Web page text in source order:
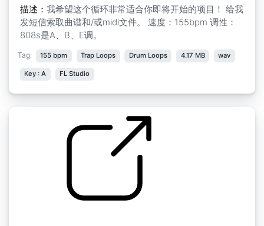
描述： 我希望这个循环非常适合你即将开始的项目！ 给我
发短信索取曲谱和/或midi文件。 速度：155bpm 调性：
808s是A、B、E调。
Tag: 155 bpm Trap Loops Drum Loops 4.17 MB wav
Key : A FL Studio